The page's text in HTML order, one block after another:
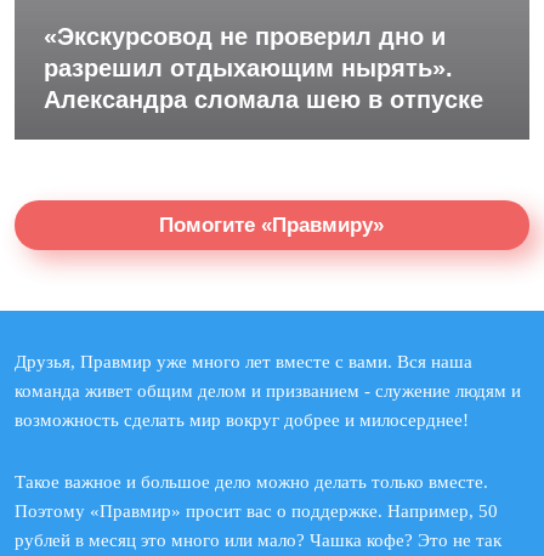
«Экскурсовод не проверил дно и
разрешил отдыхающим нырять».
Александра сломала шею в отпуске
Помогите «Правмиру»
Друзья, Правмир уже много лет вместе с вами. Вся наша
команда живет общим делом и призванием - служение людям и
возможность сделать мир вокруг добрее и милосерднее!
Такое важное и большое дело можно делать только вместе.
Поэтому «Правмир» просит вас о поддержке. Например, 50
рублей в месяц это много или мало? Чашка кофе? Это не так